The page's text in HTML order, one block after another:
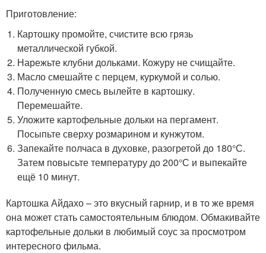
Приготовление:
Картошку промойте, счистите всю грязь
металлической губкой.
Нарежьте клубни дольками. Кожуру не счищайте.
Масло смешайте с перцем, куркумой и солью.
Полученную смесь вылейте в картошку.
Перемешайте.
Уложите картофельные дольки на пергамент.
Посыпьте сверху розмарином и кунжутом.
Запекайте полчаса в духовке, разогретой до 180°С.
Затем повысьте температуру до 200°С и выпекайте
ещё 10 минут.
Картошка Айдахо – это вкусный гарнир, и в то же время
она может стать самостоятельным блюдом. Обмакивайте
картофельные дольки в любимый соус за просмотром
интересного фильма.